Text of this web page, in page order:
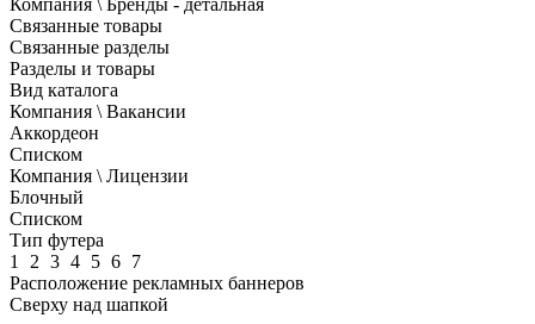
Компания \ Бренды - детальная
Связанные товары
Связанные разделы
Разделы и товары
Вид каталога
Компания \ Вакансии
Аккордеон
Списком
Компания \ Лицензии
Блочный
Списком
Тип футера
1
2 3 4 5 6 7
Расположение рекламных баннеров
Сверху над шапкой